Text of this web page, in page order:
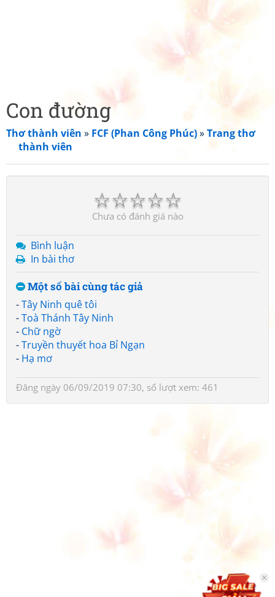
Con đường
Thơ thành viên » FCF (Phan Công Phúc)»Trang thơ
thành viên
☆
☆
☆
☆
☆
Chưa có đánh giá nào
Bình luận
In bài thơ
Một số bài cùng tác giả
-Tây Ninh quê tôi
-Toà Thánh Tây Ninh
- Chữ ngờ
-Truyền thuyết hoa Bỉ Ngạn
- Hạ mơ
Đăng ngày 06/09/2019 07:30, số lượt xem: 461